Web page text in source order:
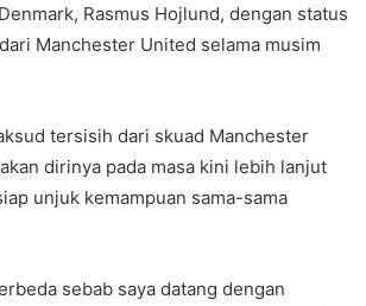
Rasmus Hojlund, dengan status
Manchester United selama musim
tersisih dari skuad Manchester
dirinya pada masa kini lebih lanjut
unjuk kemampuan sama-sama
sebab saya datang dengan